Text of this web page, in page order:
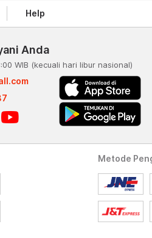
Help
Anda
WIB (kecuali hari libur nasional)
Metode